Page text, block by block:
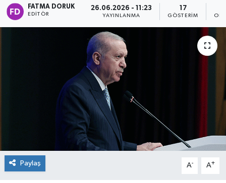
FATMA DORUK
EDITÖR
26.06.2026 - 11:23
YAYINLANMA
17
GÖSTERIM
Paylaş A- A+